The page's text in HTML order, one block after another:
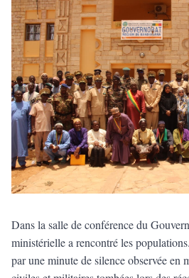
Dans la salle de conférence du
ministérielle a rencontré les
par une minute de silence observée en